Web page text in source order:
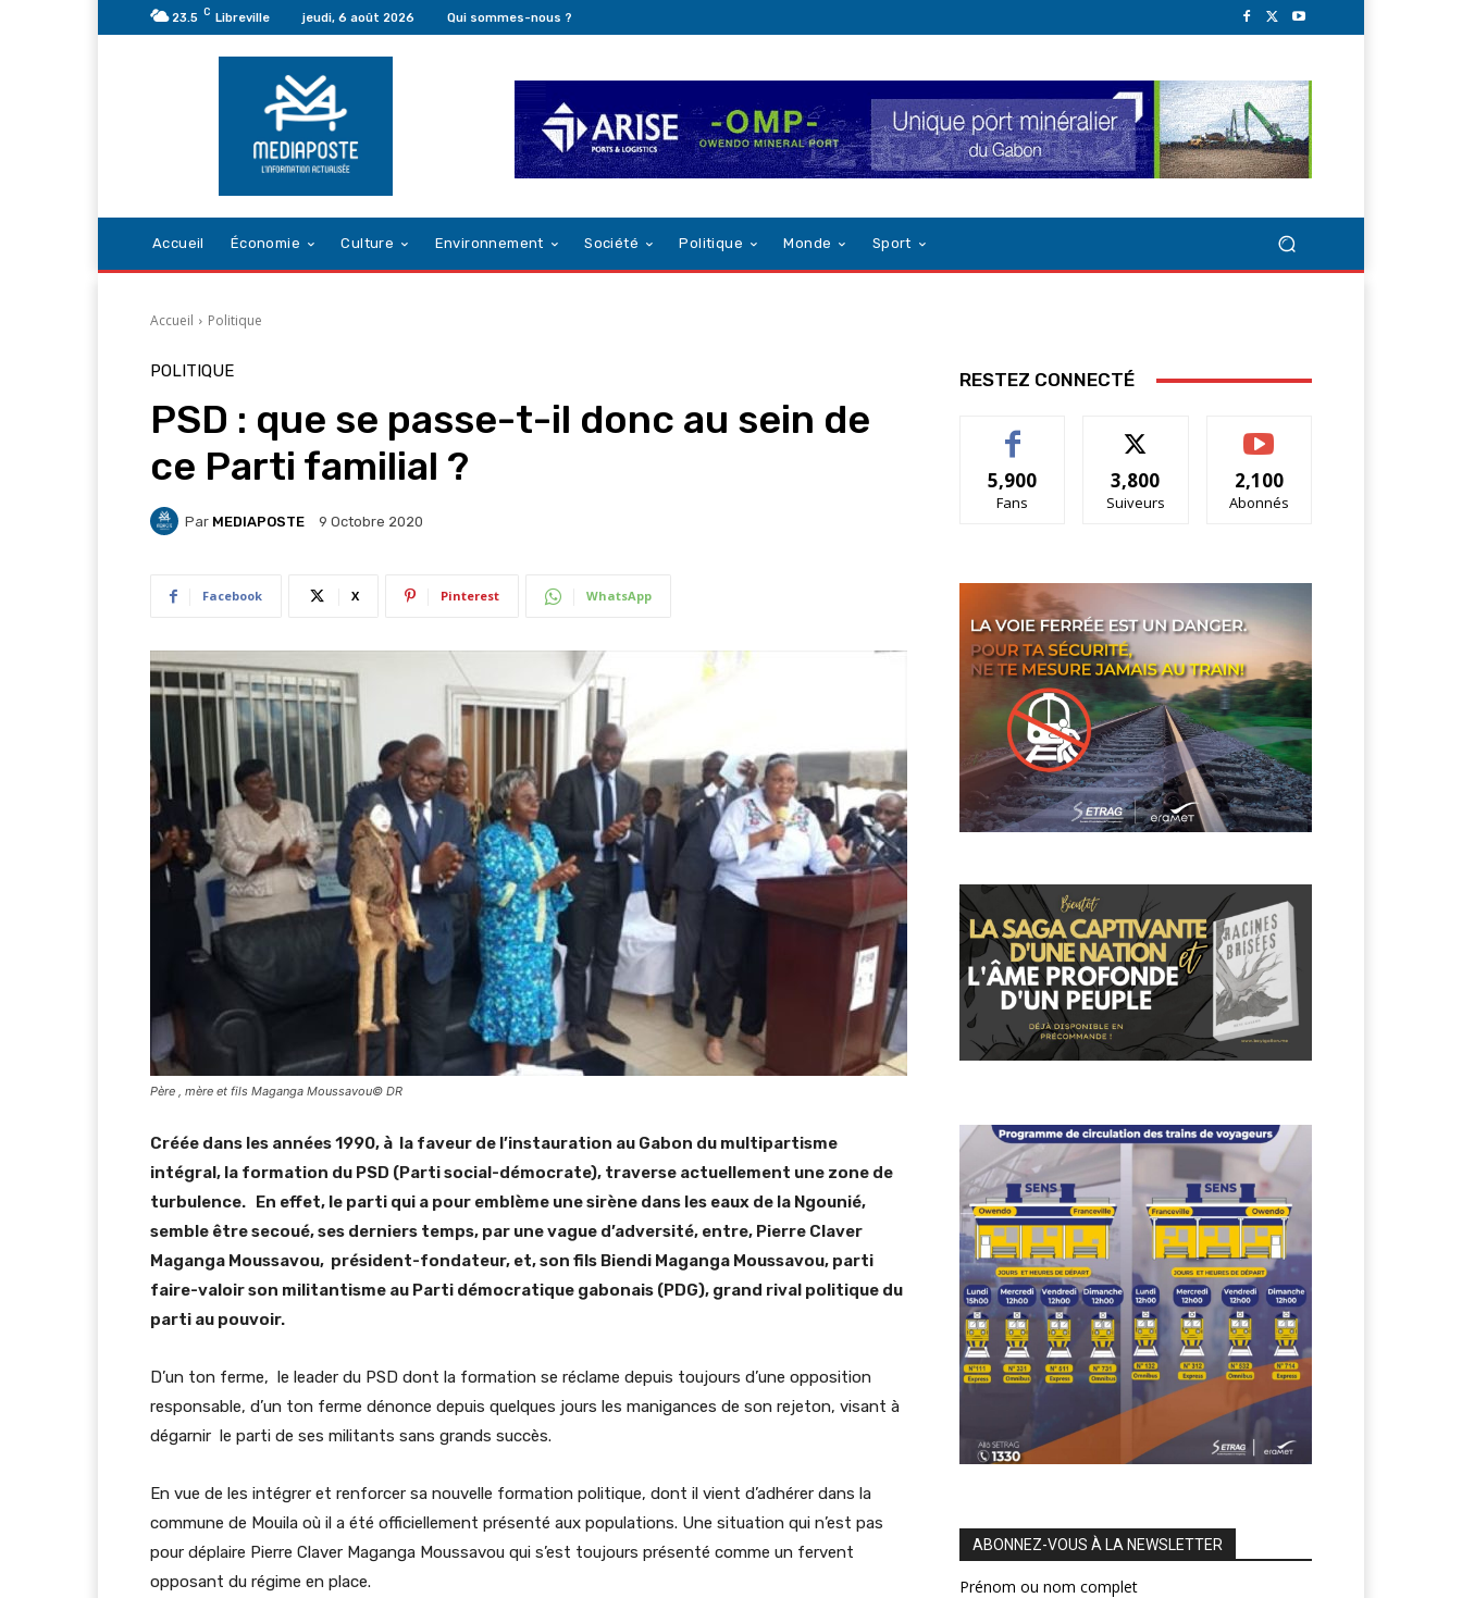
23.5 C Libreville jeudi, 6 août 2026 Qui sommes-nous ?
Accueil Économie Culture Environnement Société Politique Monde Sport
Accueil Politique
POLITIQUE
PSD : que se passe-t-il donc au sein de
ce Parti familial ?
Par MEDIAPOSTE 9 Octobre 2020
Facebook X Pinterest WhatsApp
Père , mère et fils Maganga Moussavou© DR
Créée dans les années 1990, à la faveur de l’instauration au Gabon du multipartisme
intégral, la formation du PSD (Parti social-démocrate), traverse actuellement une zone de
turbulence. En effet, le parti qui a pour emblème une sirène dans les eaux de la Ngounié,
semble être secoué, ses derniers temps, par une vague d’adversité, entre, Pierre Claver
Maganga Moussavou, président-fondateur, et, son fils Biendi Maganga Moussavou, parti
faire-valoir son militantisme au Parti démocratique gabonais (PDG), grand rival politique du
parti au pouvoir.
D’un ton ferme, le leader du PSD dont la formation se réclame depuis toujours d’une opposition
responsable, d’un ton ferme dénonce depuis quelques jours les manigances de son rejeton, visant à
dégarnir le parti de ses militants sans grands succès.
En vue de les intégrer et renforcer sa nouvelle formation politique, dont il vient d’adhérer dans la
commune de Mouila où il a été officiellement présenté aux populations. Une situation qui n’est pas
pour déplaire Pierre Claver Maganga Moussavou qui s’est toujours présenté comme un fervent
opposant du régime en place.
RESTEZ CONNECTÉ
5,900
Fans
3,800
Suiveurs
2,100
Abonnés
ABONNEZ-VOUS À LA NEWSLETTER
Prénom ou nom complet